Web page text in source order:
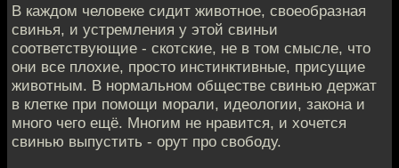
В каждом человеке сидит животное, своеобразная
свинья, и устремления у этой свиньи
соответствующие - скотские, не в том смысле, что
они все плохие, просто инстинктивные, присущие
животным. В нормальном обществе свинью держат
в клетке при помощи морали, идеологии, закона и
много чего ещё. Многим не нравится, и хочется
свинью выпустить - орут про свободу.